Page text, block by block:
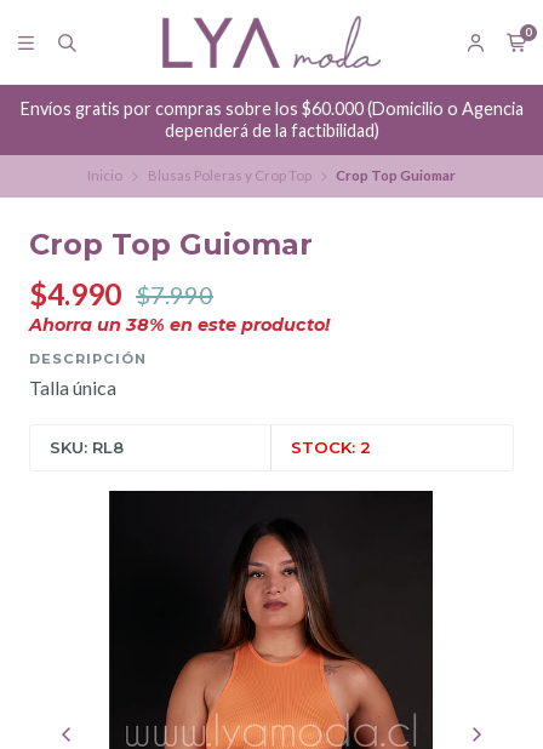
0
Envíos gratis por compras sobre los $60.000 (Domicilio o Agencia
dependerá de la factibilidad)
Inicio Blusas Poleras y Crop Top Crop Top Guiomar
Crop Top Guiomar
$4.990 $7.990
Ahorra un38% en este producto!
DESCRIPCIÓN
Talla única
SKU: RL8 STOCK: 2